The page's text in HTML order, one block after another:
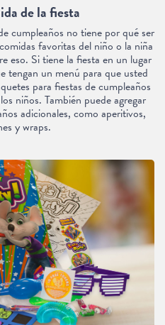
de la fiesta
cumpleaños no tiene por qué ser
favoritas del niño o la niña
eso. Si tiene la fiesta en un lugar
tengan un menú para que usted
para fiestas de cumpleaños
niños. También puede agregar
adicionales, como aperitivos,
y wraps.